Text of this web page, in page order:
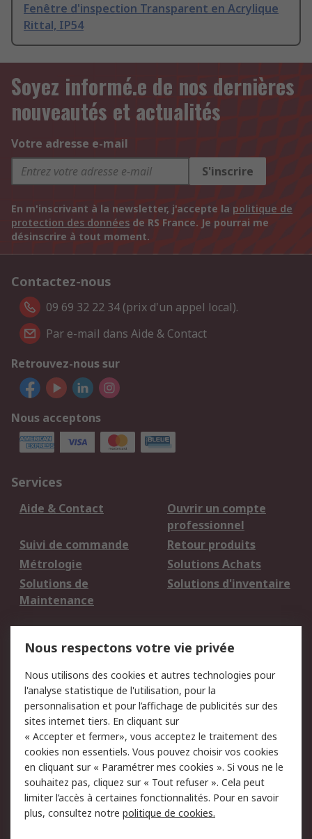
Fenêtre d'inspection Transparent en Acrylique
Rittal, IP54
Soyez informé.e de nos dernières
nouveautés et actualités
Votre adresse e-mail
S'inscrire
En m'inscrivant à la newsletter, j'accepte la politique de
protection des données de RS France. Je pourrai me
désinscrire à tout moment.
Contactez-nous
09 69 32 22 34 (prix d'un appel local).
Par e-mail dans Aide & Contact
Retrouvez-nous sur
Nous acceptons
Services
Aide & Contact
Ouvrir un compte
professionnel
Suivi de commande
Retour produits
Métrologie
Solutions Achats
Solutions de
Maintenance
Solutions d'inventaire
du site
Politique de protection
des données - Mise à
jour
Sécurité des E-mails
Conditions générales
de vente
Politique anti-
corruption
Campagnes marketing
A propos de RS
Nous respectons votre vie privée
Nous utilisons des cookies et autres technologies pour
l'analyse statistique de l'utilisation, pour la
personnalisation et pour l’affichage de publicités sur des
sites internet tiers. En cliquant sur
« Accepter et fermer», vous acceptez le traitement des
cookies non essentiels. Vous pouvez choisir vos cookies
en cliquant sur « Paramétrer mes cookies ». Si vous ne le
souhaitez pas, cliquez sur « Tout refuser ». Cela peut
limiter l’accès à certaines fonctionnalités. Pour en savoir
plus, consultez notre politique de cookies.